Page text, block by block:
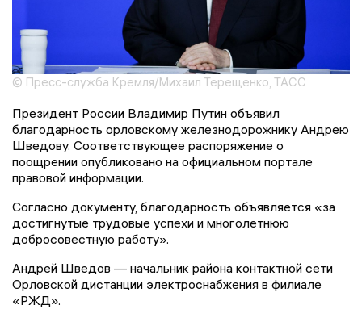
© Пресс-служба Кремля/Михаил Терещенко, ТАСС
Президент России Владимир Путин объявил
благодарность орловскому железнодорожнику Андрею
Шведову. Соответствующее распоряжение о
поощрении опубликовано на официальном портале
правовой информации.
Согласно документу, благодарность объявляется «за
достигнутые трудовые успехи и многолетнюю
добросовестную работу».
Андрей Шведов — начальник района контактной сети
Орловской дистанции электроснабжения в филиале
«РЖД».